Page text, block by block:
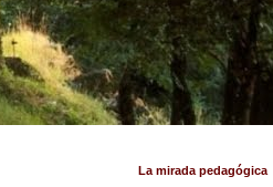
La mirada pedagógica